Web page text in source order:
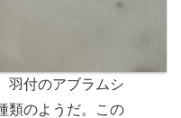
羽付のアブラムシ
類のようだ。この